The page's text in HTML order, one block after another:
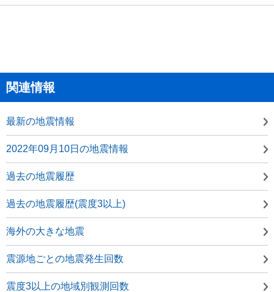
関連情報
最新の地震情報
2022年09月10日の地震情報
過去の地震履歴
過去の地震履歴(震度3以上)
海外の大きな地震
震源地ごとの地震発生回数
震度3以上の地域別観測回数